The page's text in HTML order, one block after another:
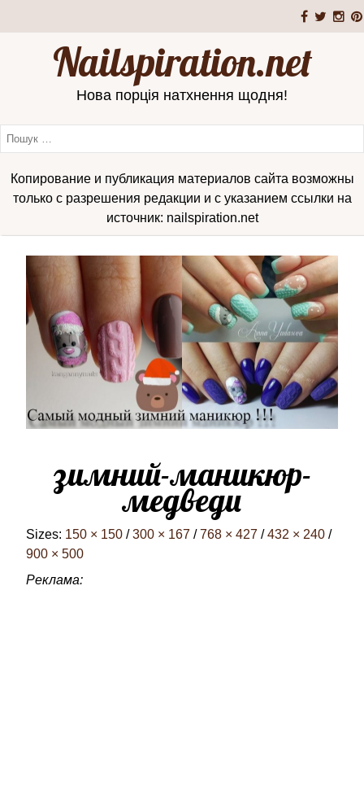
Nailspiration.net
Нова порція натхнення щодня!
Копирование и публикация материалов сайта возможны
только с разрешения редакции и с указанием ссылки на
источник: nailspiration.net
зимний-маникюр-
медведи
Sizes: 150 × 150 / 300 × 167 / 768 × 427 / 432 × 240 /
900 × 500
Реклама: